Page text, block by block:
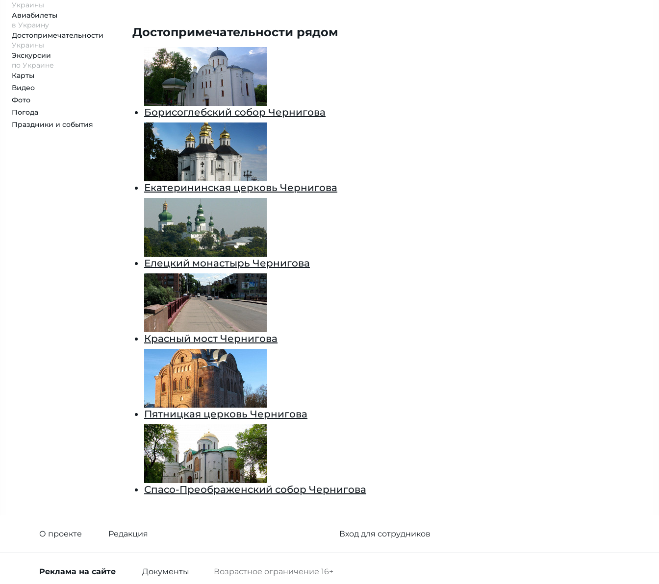
Украины
Авиабилеты
в Украину
Достопримеча­тельности
Украины
Экскурсии
по Украине
Карты
Видео
Фото
Погода
Праздники и события
Достопримечательности рядом
Борисоглебский собор Чернигова
Екатерининская церковь Чернигова
Елецкий монастырь Чернигова
Красный мост Чернигова
Пятницкая церковь Чернигова
Спасо-Преображенский собор Чернигова
О проекте Редакция Вход для сотрудников
Возрастное ограничение 16+
Реклама на сайте Документы